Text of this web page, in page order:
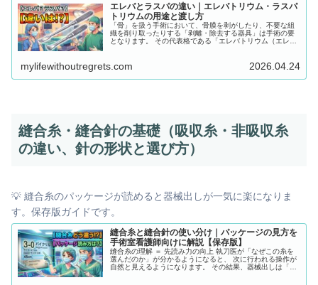
エレバとラスパの違い｜エレバトリウム・ラスパ
トリウムの用途と渡し方
「骨」を扱う手術において、骨膜を剥がしたり、不要な組
織を削り取ったりする「剥離・除去する器具」は手術の要
となります。 その代表格である「エレバトリウム（エレ
この記事では、エレバトリウムとラスパトリウムの違い、
さらに鋭匙などの除去構造を徹底解剖。「どうしてその向
きで渡す必要があるのか？」という理由までセットで分か
mylifewithoutregrets.com 2026.04.24
縫合糸・縫合針の基礎（吸収糸・非吸収糸
の違い、針の形状と選び方）
💡 縫合糸のパッケージが読めると器械出しが一気に楽になりま
す。保存版ガイドです。
縫合糸と縫合針の使い分け｜パッケージの見方を
手術室看護師向けに解説【保存版】
縫合糸の理解 ＝ 先読み力の向上 執刀医が「なぜこの糸を
選んだのか」が分かるようになると、 次に行われる操作が
自然と見えるようになります。 その結果、器械出しは「た